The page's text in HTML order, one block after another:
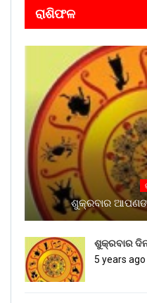
ରାଶିଫଳ
ଶୁକ୍ରବାର
ଶୁକ୍ରବାର
5 years ago